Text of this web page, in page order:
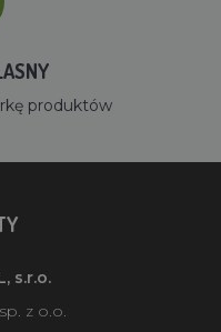
produktów
s.r.o.
z o.o.